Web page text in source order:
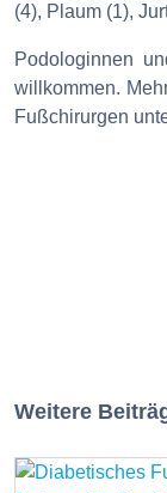
(4), Plaum (1),
Podologinnen
willkommen.
Fußchirurgen
Weitere